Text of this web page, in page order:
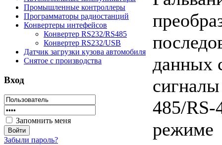
Промышленные контроллеры
Программаторы радиостанций
Конвертеры интефейсов
Конвертер RS232/RS485
Конвертер RS232/USB
Датчик загрузки кузова автомобиля
Снятое с производства
Вход
Запомнить меня
Забыли пароль?
данных
485/RS-
режиме